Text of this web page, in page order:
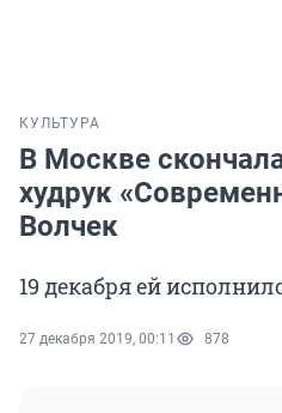
КУЛЬТУРА
В Москве
худрук
Волчек
19 декабря ей
27 декабря 2019, 00:11 878